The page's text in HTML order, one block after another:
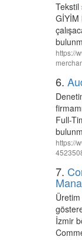
Tekstil
GİYİM
https://
6.
Full-
https://
7.
İzmir